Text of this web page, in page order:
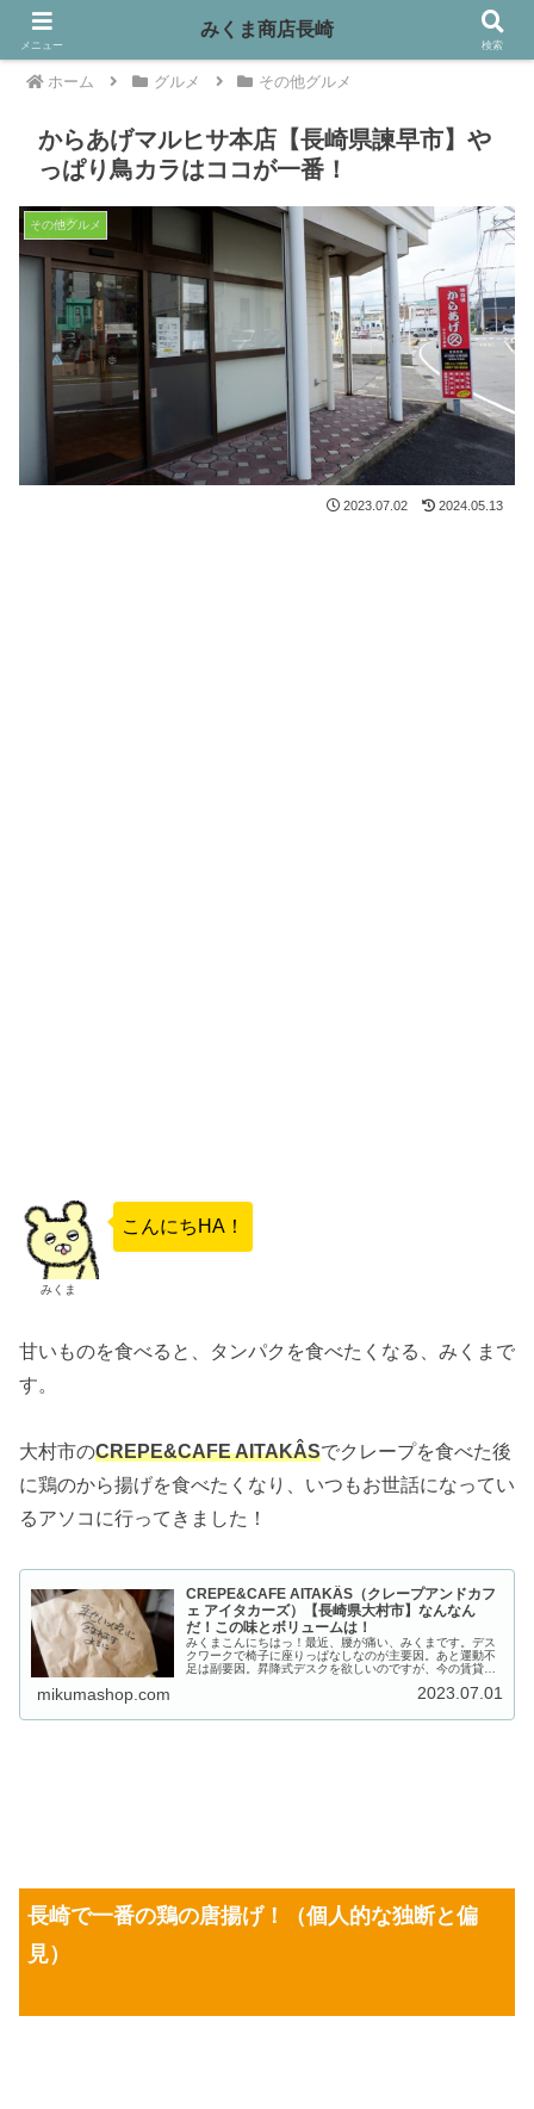
ホーム グルメ その他グルメ
からあげマルヒサ本店【長崎県諫早市】や
っぱり鳥カラはココが一番！
その他グルメ
2023.07.02 2024.05.13
みくま
こんにちHA！
甘いものを食べると、タンパクを食べたくなる、みくまで
す。
大村市のCREPE&CAFE AITAKÂSでクレープを食べた後
に鶏のから揚げを食べたくなり、いつもお世話になってい
るアソコに行ってきました！
CREPE&CAFE AITAKÂS（クレープアンドカフ
ェ アイタカーズ）【長崎県大村市】なんなん
だ！この味とボリュームは！
みくまこんにちはっ！最近、腰が痛い、みくまです。デス
クワークで椅子に座りっぱなしなのが主要因。あと運動不
足は副要因。昇降式デスクを欲しいのですが、今の賃貸で
mikumashop.com 2023.07.01
長崎で一番の鶏の唐揚げ！（個人的な独断と偏
見）
メニュー
みくま商店長崎
検索